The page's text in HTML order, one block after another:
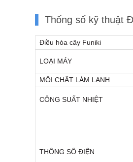
Thống số kỹ thuật
Điều hòa cây Funiki
LOẠI MÁY
MÔI CHẤT LÀM LẠNH
CÔNG SUẤT NHIỆT
THÔNG SỐ ĐIỆN